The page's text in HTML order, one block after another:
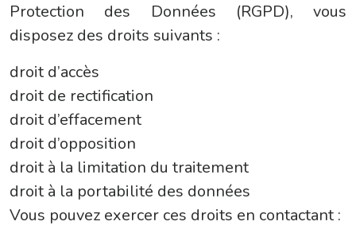
Protection des Données (RGPD), vous
disposez des droits suivants :
droit d’accès
droit de rectification
droit d’effacement
droit d’opposition
droit à la limitation du traitement
droit à la portabilité des données
Vous pouvez exercer ces droits en contactant :